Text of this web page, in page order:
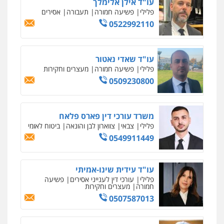
פלילי כלכלי צווארון לבן עורכי דין לענייני
אסירים
0549732303
סלימאן אבו שעירה – משרד עורכי דין
פלילי בטחוני צבאי נזיקין
0547780927
עו"ד אסף גונן
פלילי פשע חמור תעבורה צבא מעצרים
וחקירות
0542255161
גל דהן – משרד עורך דין פלילי
פלילי פשיעה חמורה סמים מעצרים
וחקירות
0544723840